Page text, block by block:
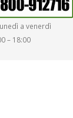
a venerdì
– 18:00